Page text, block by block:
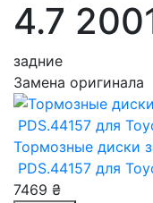
4.7
задние
Замена оригинала
Тормозные диски
PDS.44157 для
7469 ₴